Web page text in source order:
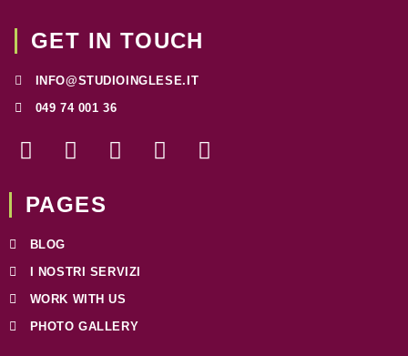
GET IN TOUCH
INFO@STUDIOINGLESE.IT
049 74 001 36
a
e
b
o
o
-
f
n
t
a
r
m
w
r
h
i
PAGES
BLOG
I NOSTRI SERVIZI
WORK WITH US
PHOTO GALLERY